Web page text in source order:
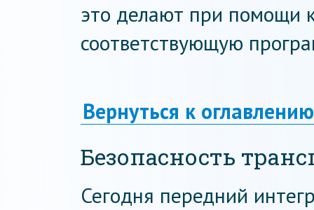
это делают при помощи
соответствующую
Вернуться к оглавлению
Безопасность
Сегодня передний